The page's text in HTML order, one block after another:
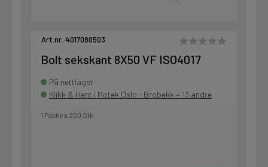
Art.nr. 4017080503
Bolt sekskant 8X50 VF ISO4017
På nettlager
Klikk & Hent i Motek Oslo - Brobekk + 13 andre
1 Pakke a 200 Stk